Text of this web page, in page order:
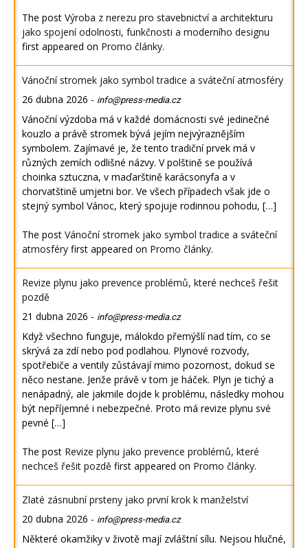
The post Výroba z nerezu pro stavebnictví a architekturu
jako spojení odolnosti, funkčnosti a moderního designu
first appeared on Promo články.
Vánoční stromek jako symbol tradice a sváteční atmosféry
26 dubna 2026 - info@press-media.cz
Vánoční výzdoba má v každé domácnosti své jedinečné
kouzlo a právě stromek bývá jejím nejvýraznějším
symbolem. Zajímavé je, že tento tradiční prvek má v
různých zemích odlišné názvy. V polštině se používá
choinka sztuczna, v maďarštině karácsonyfa a v
chorvatštině umjetni bor. Ve všech případech však jde o
stejný symbol Vánoc, který spojuje rodinnou pohodu, […]
The post Vánoční stromek jako symbol tradice a sváteční
atmosféry first appeared on Promo články.
Revize plynu jako prevence problémů, které nechceš řešit
pozdě
21 dubna 2026 - info@press-media.cz
Když všechno funguje, málokdo přemýšlí nad tím, co se
skrývá za zdí nebo pod podlahou. Plynové rozvody,
spotřebiče a ventily zůstávají mimo pozornost, dokud se
něco nestane. Jenže právě v tom je háček. Plyn je tichý a
nenápadný, ale jakmile dojde k problému, následky mohou
být nepříjemné i nebezpečné. Proto má revize plynu své
pevné […]
The post Revize plynu jako prevence problémů, které
nechceš řešit pozdě first appeared on Promo články.
Zlaté zásnubní prsteny jako první krok k manželství
20 dubna 2026 - info@press-media.cz
Některé okamžiky v životě mají zvláštní sílu. Nejsou hlučné,